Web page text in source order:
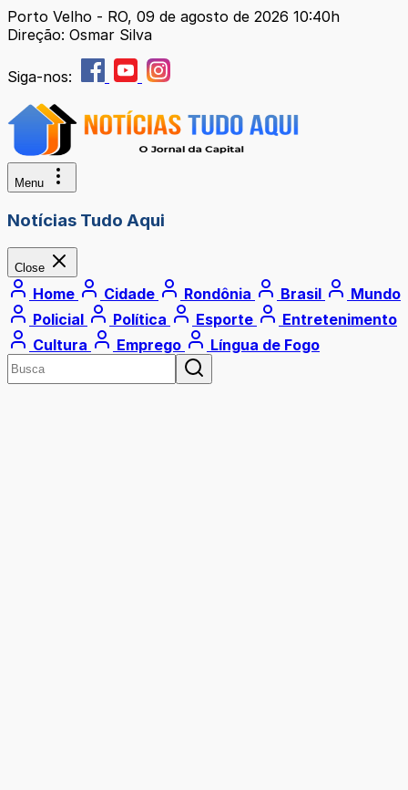
Porto Velho - RO, 09 de agosto de 2026 10:40h
Direção: Osmar Silva
Siga-nos:
Menu
Notícias Tudo Aqui
Close
Home Cidade Rondônia Brasil
Mundo
Policial
Política Esporte
Entretenimento
Cultura
Emprego Língua de Fogo